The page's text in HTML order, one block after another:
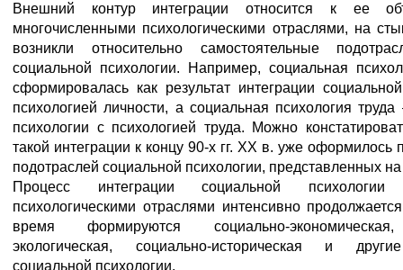
Внешний контур интеграции относится к ее
многочисленными психологическими отраслями, на
возникли относительно самостоятельные
социальной психологии. Например, социальная
сформировалась как результат интеграции
психологией личности, а социальная психология
психологии с психологией труда. Можно
такой интеграции к концу 90-х гг. XX в. уже оформилось
подотраслей социальной психологии, представленных
Процесс интеграции социальной
психологическими отраслями интенсивно
время формируются социально-
экологическая, социально-историческая и
социальной психологии.